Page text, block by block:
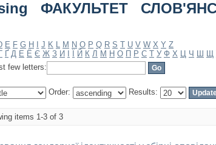
ФАКУЛЬТЕТ
E F G H J K L M N O P Q R S T U V W X Y Z
Г Ґ Д Е Ё Є Ж З И Й К Л М Н О П Р С Т У Ф Х Ц Ч Ш Щ
few letters:
Order: Results:
items 1-3 of 3